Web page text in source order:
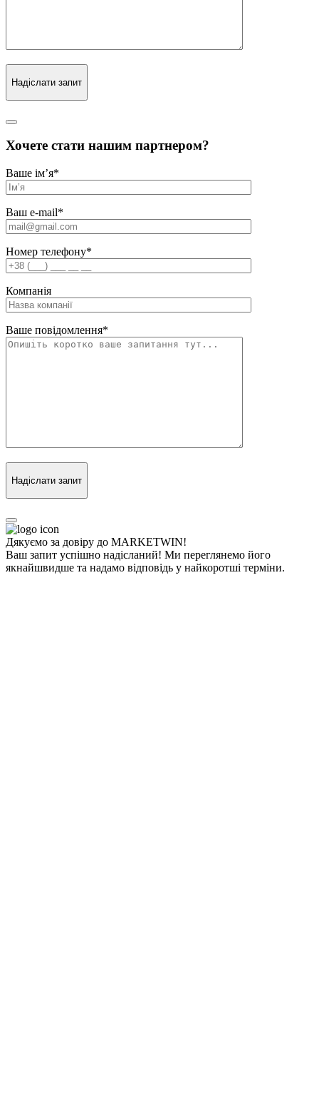
Надіслати запит
Хочете стати нашим партнером?
Ваше ім’я*
Ваш e-mail*
Номер телефону*
Компанія
Ваше повідомлення*
Надіслати запит
Дякуємо за довіру до MARKETWIN!
Ваш запит успішно надісланий! Ми переглянемо його
якнайшвидше та надамо відповідь у найкоротші терміни.